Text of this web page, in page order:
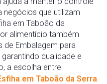
negócios que utilizam
em Taboão da
alimentício também
Embalagem para
qualidade e
a escolha entre
em Taboão da Serra